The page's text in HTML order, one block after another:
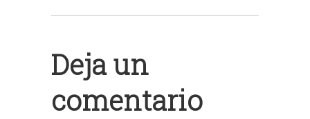
Deja un
comentario